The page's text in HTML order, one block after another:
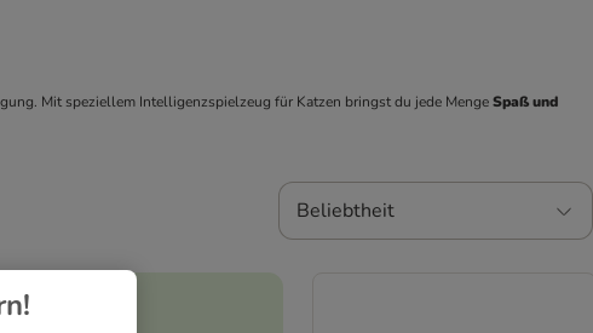
Mit speziellem Intelligenzspielzeug für Katzen bringst du jede Menge Spaß und
Beliebtheit